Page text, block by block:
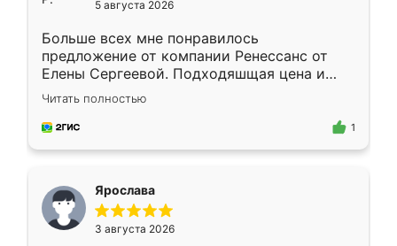
5 августа 2026
Больше всех мне понравилось
предложение от компании Ренессанс от
Елены Сергеевой. Подходяшщая цена и
короткие сроки изготовления. Приехавший
для замера сотрудник Владислав
предложил по моему эскизу самый
Читать полностью
1
Ярослава
3 августа 2026